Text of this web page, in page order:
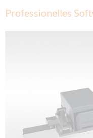
Professionelles